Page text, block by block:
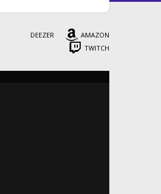
DEEZER
AMAZON
TWITCH